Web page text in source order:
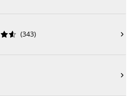


 (343) 
